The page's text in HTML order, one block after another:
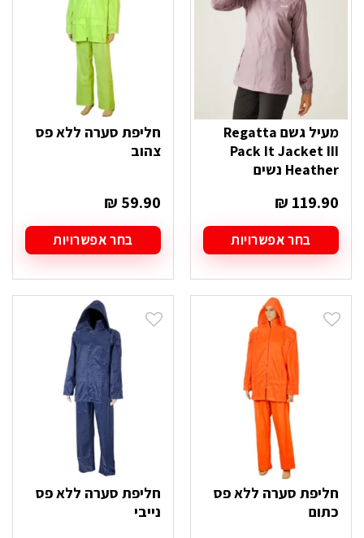
האפשרויות
בעמוד
המוצר
האפשרויות
מעיל גשם Regatta
Pack It Jacket III
Heather נשים
₪ 119.90
בחר אפשרויות
זה
יש
סוגים.
האפשרויות
חליפת סערה ללא פס
צהוב
₪ 59.90
בחר אפשרויות
זה
יש
סוגים.
האפשרויות
חליפת סערה ללא פס
כתום
חליפת סערה ללא פס
נייבי